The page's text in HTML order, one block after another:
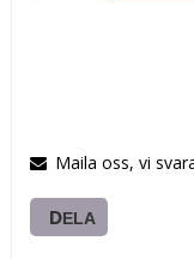
Maila oss, vi
DELA